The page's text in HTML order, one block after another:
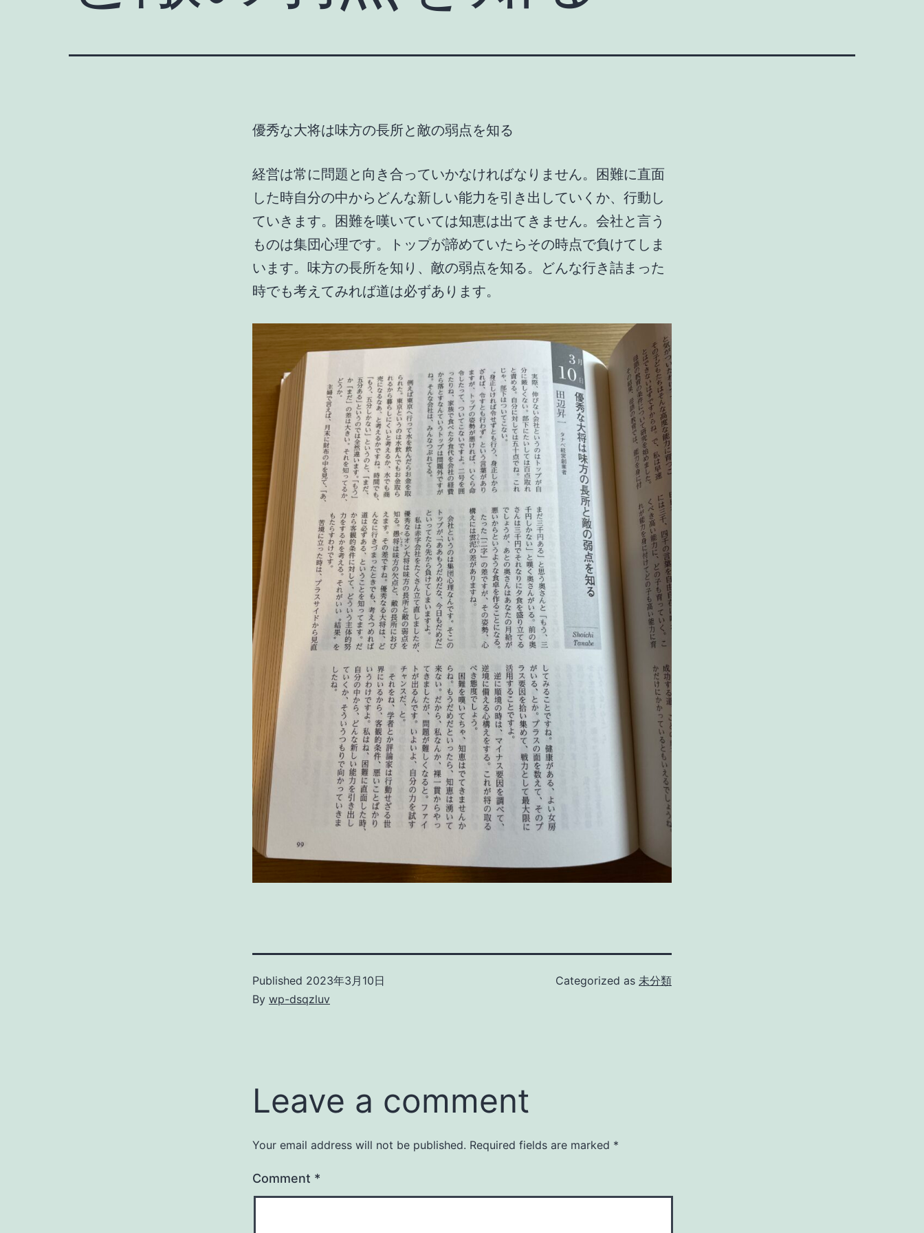
優秀な大将は味方の長所と敵の弱点を知る
経営は常に問題と向き合っていかなければなりません。困難に直面
した時自分の中からどんな新しい能力を引き出していくか、行動し
ていきます。困難を嘆いていては知恵は出てきません。会社と言う
ものは集団心理です。トップが諦めていたらその時点で負けてしま
います。味方の長所を知り、敵の弱点を知る。どんな行き詰まった
時でも考えてみれば道は必ずあります。
Published 2023年3月10日
By wp-dsqzluv
Categorized as 未分類
Leave a comment
Your email address will not be published. Required fields are marked *
Comment *